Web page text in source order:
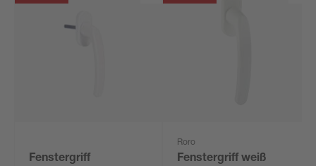
Fenstergriff
Roro
Fenstergriff weiß